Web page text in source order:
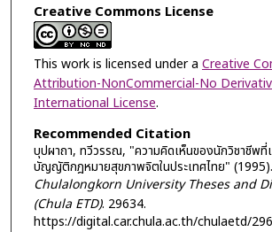
Creative Commons License
This work is licensed under a Creative
Attribution-NonCommercial-No
International License.
Recommended Citation
บุปผาถา, ทวีวรรณ, "ความคิดเห็นของนักวิชาชีพที่
บัญญัติกฎหมายสุขภาพจิตในประเทศไทย" (1995).
Chulalongkorn University Theses and
(Chula ETD). 29634.
https://digital.car.chula.ac.th/chulaetd/